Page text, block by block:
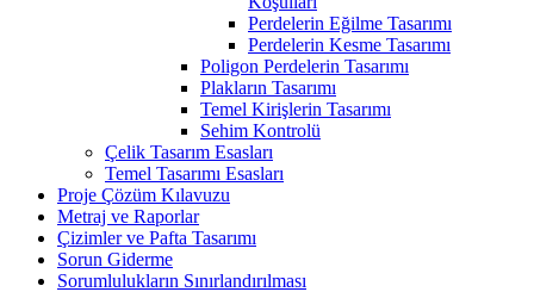
Perdelerin Eğilme Tasarımı
Perdelerin Kesme Tasarımı
Poligon Perdelerin Tasarımı
Plakların Tasarımı
Temel Kirişlerin Tasarımı
Sehim Kontrolü
Çelik Tasarım Esasları
Temel Tasarımı Esasları
Proje Çözüm Kılavuzu
Metraj ve Raporlar
Çizimler ve Pafta Tasarımı
Sorun Giderme
Sorumlulukların Sınırlandırılması